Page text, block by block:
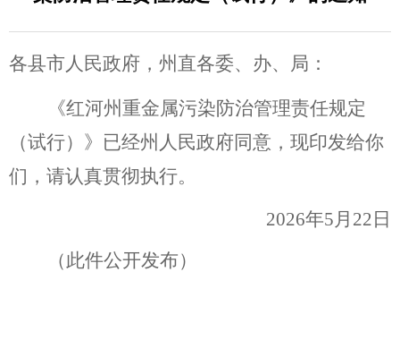
各县市人民政府，州直各委、办、局：
《红河州重金属污染防治管理责任规定
（试行）》已经州人民政府同意，现印发给你
们，请认真贯彻执行。
2026年5月22日
（此件公开发布）